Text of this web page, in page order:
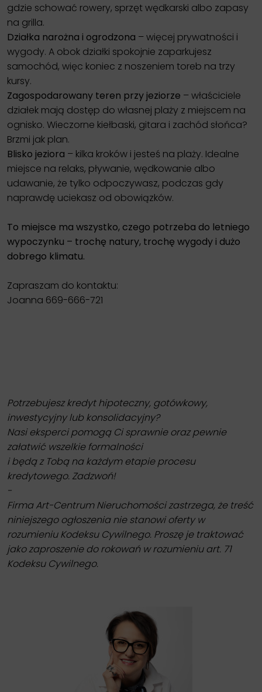
gdzie schować rowery, sprzęt wędkarski albo zapasy
na grilla.
Działka narożna i ogrodzona – więcej prywatności i
wygody. A obok działki spokojnie zaparkujesz
samochód, więc koniec z noszeniem toreb na trzy
kursy.
Zagospodarowany teren przy jeziorze – właściciele
działek mają dostęp do własnej plaży z miejscem na
ognisko. Wieczorne kiełbaski, gitara i zachód słońca?
Brzmi jak plan.
Blisko jeziora – kilka kroków i jesteś na plaży. Idealne
miejsce na relaks, pływanie, wędkowanie albo
udawanie, że tylko odpoczywasz, podczas gdy
naprawdę uciekasz od obowiązków.
To miejsce ma wszystko, czego potrzeba do letniego
wypoczynku – trochę natury, trochę wygody i dużo
dobrego klimatu.
Zapraszam do kontaktu:
Joanna 669-666-721
Potrzebujesz kredyt hipoteczny, gotówkowy,
inwestycyjny lub konsolidacyjny?
Nasi eksperci pomogą Ci sprawnie oraz pewnie
załatwić wszelkie formalności
i będą z Tobą na każdym etapie procesu
kredytowego. Zadzwoń!
-
Firma Art-Centrum Nieruchomości zastrzega, że treść
niniejszego ogłoszenia nie stanowi oferty w
rozumieniu Kodeksu Cywilnego. Proszę je traktować
jako zaproszenie do rokowań w rozumieniu art. 71
Kodeksu Cywilnego.